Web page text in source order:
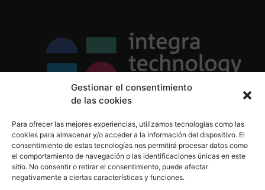
Gestionar el consentimiento
de las cookies
Para ofrecer las mejores experiencias, utilizamos tecnologías como las
cookies para almacenar y/o acceder a la información del dispositivo. El
consentimiento de estas tecnologías nos permitirá procesar datos como
el comportamiento de navegación o las identificaciones únicas en este
sitio. No consentir o retirar el consentimiento, puede afectar
negativamente a ciertas características y funciones.
Política de Privacidad
Política de Cookies
Aviso Legal